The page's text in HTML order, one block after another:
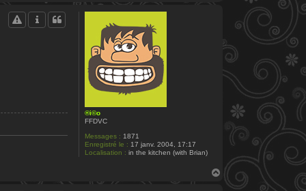
®i©o
FFDVC
Messages : 1871
Enregistré le : 17 janv. 2004, 17:17
Localisation : in the kitchen (with Brian)
H
a